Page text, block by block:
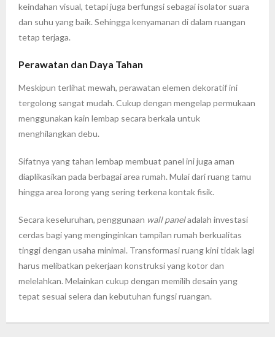
keindahan visual, tetapi juga berfungsi sebagai isolator suara
dan suhu yang baik. Sehingga kenyamanan di dalam ruangan
tetap terjaga.
Perawatan dan Daya Tahan
Meskipun terlihat mewah, perawatan elemen dekoratif ini
tergolong sangat mudah. Cukup dengan mengelap permukaan
menggunakan kain lembap secara berkala untuk
menghilangkan debu.
Sifatnya yang tahan lembap membuat panel ini juga aman
diaplikasikan pada berbagai area rumah. Mulai dari ruang tamu
hingga area lorong yang sering terkena kontak fisik.
Secara keseluruhan, penggunaan wall paneladalah investasi
cerdas bagi yang menginginkan tampilan rumah berkualitas
tinggi dengan usaha minimal. Transformasi ruang kini tidak lagi
harus melibatkan pekerjaan konstruksi yang kotor dan
melelahkan. Melainkan cukup dengan memilih desain yang
tepat sesuai selera dan kebutuhan fungsi ruangan.